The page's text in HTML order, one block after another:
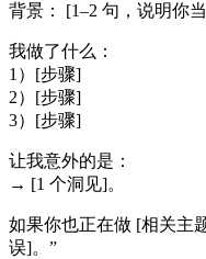
背景： [1–2 句，说明你
我做了什么：
1）[步骤]
2）[步骤]
3）[步骤]
让我意外的是：
→ [1 个洞见]。
如果你也正在做 [相关主
误]。”